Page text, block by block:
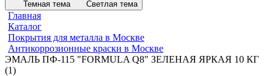
Темная тема Светлая тема
Главная
Каталог
Покрытия для металла в Москве
Антикоррозионные краски в Москве
ЭМАЛЬ ПФ-115 "FORMULA Q8" ЗЕЛЕНАЯ ЯРКАЯ 10 КГ
(1)